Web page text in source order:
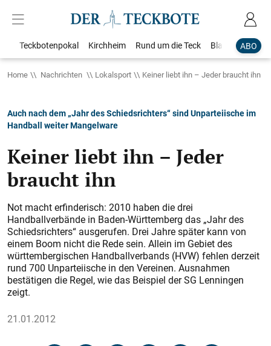
ABO
Teckbotenpokal Kirchheim Rund um die Teck Blaulicht
Home Nachrichten Lokalsport Keiner liebt ihn – Jeder braucht ihn
Auch nach dem „Jahr des Schiedsrichters“ sind Unparteiische im
Handball weiter Mangelware
Keiner liebt ihn – Jeder
braucht ihn
Not macht erfinderisch: 2010 haben die drei
Handballverbände in Baden-Württemberg das „Jahr des
Schiedsrichters“ ausgerufen. Drei Jahre später kann von
einem Boom nicht die Rede sein. Allein im Gebiet des
württembergischen Handballverbands (HVW) fehlen derzeit
rund 700 Unparteiische in den Vereinen. Ausnahmen
bestätigen die Regel, wie das Beispiel der SG Lenningen
zeigt.
21.01.2012